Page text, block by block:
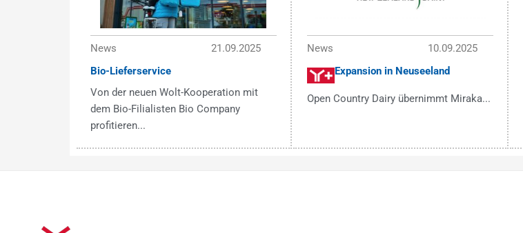
News
21.09.2025
Bio-Lieferservice
Von der neuen Wolt-Kooperation mit
dem Bio-Filialisten Bio Company
profitieren...
News
10.09.2025
Expansion in Neuseeland
Open Country Dairy übernimmt Miraka...